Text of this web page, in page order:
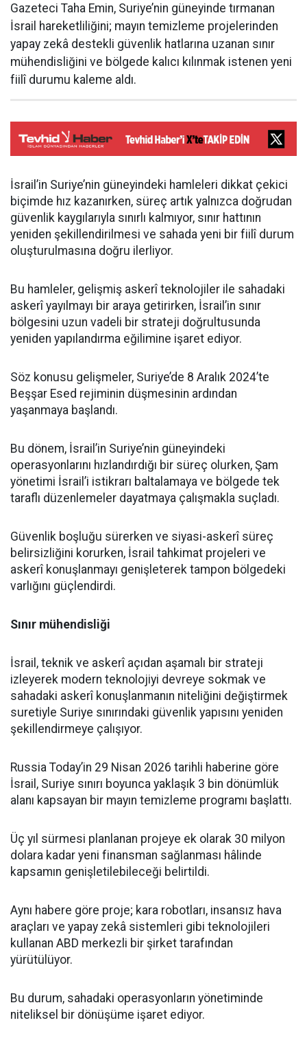
Gazeteci Taha Emin, Suriye’nin güneyinde tırmanan
İsrail hareketliliğini; mayın temizleme projelerinden
yapay zekâ destekli güvenlik hatlarına uzanan sınır
mühendisliğini ve bölgede kalıcı kılınmak istenen yeni
fiilî durumu kaleme aldı.
İsrail’in Suriye’nin güneyindeki hamleleri dikkat çekici
biçimde hız kazanırken, süreç artık yalnızca doğrudan
güvenlik kaygılarıyla sınırlı kalmıyor, sınır hattının
yeniden şekillendirilmesi ve sahada yeni bir fiilî durum
oluşturulmasına doğru ilerliyor.
Bu hamleler, gelişmiş askerî teknolojiler ile sahadaki
askerî yayılmayı bir araya getirirken, İsrail’in sınır
bölgesini uzun vadeli bir strateji doğrultusunda
yeniden yapılandırma eğilimine işaret ediyor.
Söz konusu gelişmeler, Suriye’de 8 Aralık 2024’te
Beşşar Esed rejiminin düşmesinin ardından
yaşanmaya başlandı.
Bu dönem, İsrail’in Suriye’nin güneyindeki
operasyonlarını hızlandırdığı bir süreç olurken, Şam
yönetimi İsrail’i istikrarı baltalamaya ve bölgede tek
taraflı düzenlemeler dayatmaya çalışmakla suçladı.
Güvenlik boşluğu sürerken ve siyasi-askerî süreç
belirsizliğini korurken, İsrail tahkimat projeleri ve
askerî konuşlanmayı genişleterek tampon bölgedeki
varlığını güçlendirdi.
Sınır mühendisliği
İsrail, teknik ve askerî açıdan aşamalı bir strateji
izleyerek modern teknolojiyi devreye sokmak ve
sahadaki askerî konuşlanmanın niteliğini değiştirmek
suretiyle Suriye sınırındaki güvenlik yapısını yeniden
şekillendirmeye çalışıyor.
Russia Today’in 29 Nisan 2026 tarihli haberine göre
İsrail, Suriye sınırı boyunca yaklaşık 3 bin dönümlük
alanı kapsayan bir mayın temizleme programı başlattı.
Üç yıl sürmesi planlanan projeye ek olarak 30 milyon
dolara kadar yeni finansman sağlanması hâlinde
kapsamın genişletilebileceği belirtildi.
Aynı habere göre proje; kara robotları, insansız hava
araçları ve yapay zekâ sistemleri gibi teknolojileri
kullanan ABD merkezli bir şirket tarafından
yürütülüyor.
Bu durum, sahadaki operasyonların yönetiminde
niteliksel bir dönüşüme işaret ediyor.